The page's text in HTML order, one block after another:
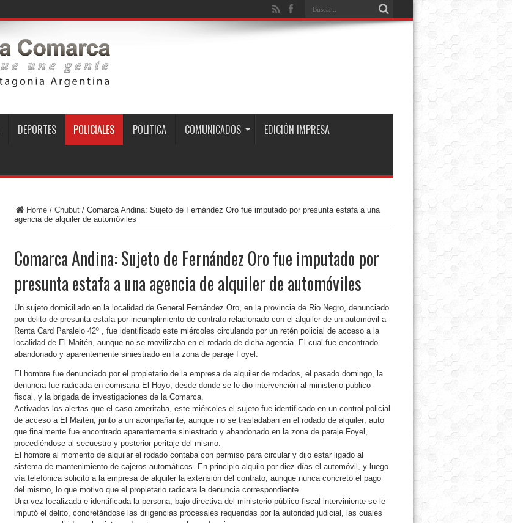
DEPORTES POLICIALES POLITICA COMUNICADOS EDICIÓN IMPRESA
Home/ Chubut/ Comarca Andina: Sujeto de Fernández Oro fue imputado por presunta estafa a una
agencia de alquiler de automóviles
Comarca Andina: Sujeto de Fernández Oro fue imputado por
presunta estafa a una agencia de alquiler de automóviles
Un sujeto domiciliado en la localidad de General Fernández Oro, en la provincia de Rio Negro, denunciado
por delito de presunta estafa por incumplimiento de contrato relacionado con el alquiler de un automóvil a
Renta Card Paralelo 42º , fue identificado este miércoles circulando por un retén policial de acceso a la
localidad de El Maitén, aunque no se movilizaba en el rodado de dicha agencia. El cual fue encontrado
abandonado y aparentemente siniestrado en la zona de paraje Foyel.
El hombre fue denunciado por el propietario de la empresa de alquiler de rodados, el pasado domingo, la
denuncia fue radicada en comisaria El Hoyo, desde donde se le dio intervención al ministerio publico
fiscal, y la brigada de investigaciones de la Comarca.
Activados los alertas que el caso ameritaba, este miércoles el sujeto fue identificado en un control policial
de acceso a El Maitén, junto a un acompañante, aunque no se trasladaban en el rodado de alquiler; auto
que finalmente fue encontrado aparentemente siniestrado y abandonado en la zona de paraje Foyel,
procediéndose al secuestro y posterior peritaje del mismo.
El hombre al momento de alquilar el rodado contaba con permiso para circular y dijo estar ligado al
sistema de mantenimiento de cajeros automáticos. En principio alquilo por diez días el automóvil, y luego
vía telefónica solicitó a la empresa de alquiler la extensión del contrato, aunque nunca concretó el pago
del mismo, lo que motivo que el propietario radicara la denuncia correspondiente.
Una vez localizada e identificada la persona, bajo directiva del ministerio público fiscal interviniente se le
imputó el delito, concretándose las diligencias procesales requeridas por la autoridad judicial, las cuales